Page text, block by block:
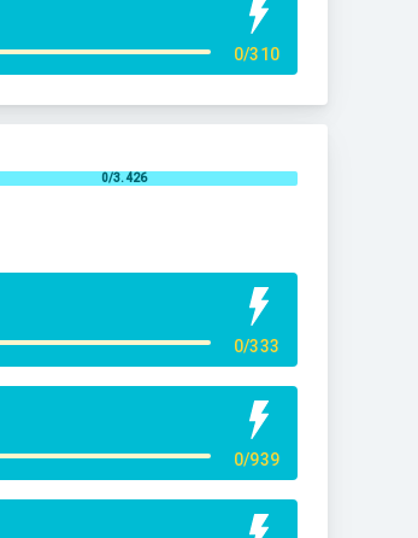
0/310
0/3.426
0/333
0/939